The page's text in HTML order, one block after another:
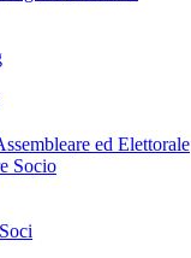
ed Elettorale
Socio